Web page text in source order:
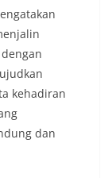
kehadiran
dan